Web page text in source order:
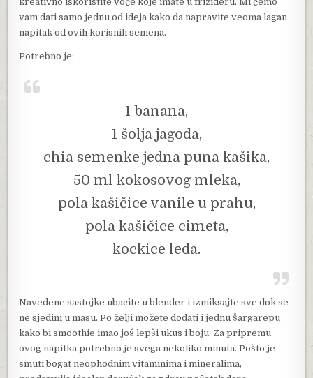
vam dati samo jednu od ideja kako da napravite veoma lagan
napitak od ovih korisnih semena.
Potrebno je:
1 banana,
1 šolja jagoda,
chia semenke jedna puna kašika,
50 ml kokosovog mleka,
pola kašičice vanile u prahu,
pola kašičice cimeta,
kockice leda.
Navedene sastojke ubacite u blender i izmiksajte sve dok se
ne sjedini u masu. Po želji možete dodati i jednu šargarepu
kako bi smoothie imao još lepši ukus i boju. Za pripremu
ovog napitka potrebno je svega nekoliko minuta. Pošto je
smuti bogat neophodnim vitaminima i mineralima,